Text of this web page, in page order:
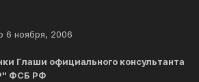
6 ноября, 2006
Глаши официального консультанта
ФСБ РФ